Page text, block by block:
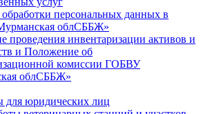
персональных данных в
облСББЖ»
проведения инвентаризации активов и
и Положение об
комиссии ГОБВУ
облСББЖ»
для юридических лиц